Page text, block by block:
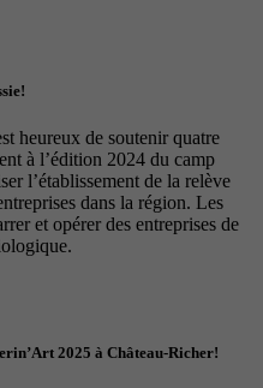
heureux de soutenir quatre
à l’édition 2024 du camp
l’établissement de la relève
dans la région. Les
et opérer des entreprises de
2025 à Château-Richer!